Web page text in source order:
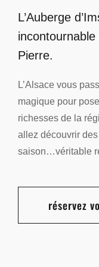
L’Auberge
Pierre.
L’Alsace vous
magique pour
richesses de la
allez découvrir
saison…véritable
réservez